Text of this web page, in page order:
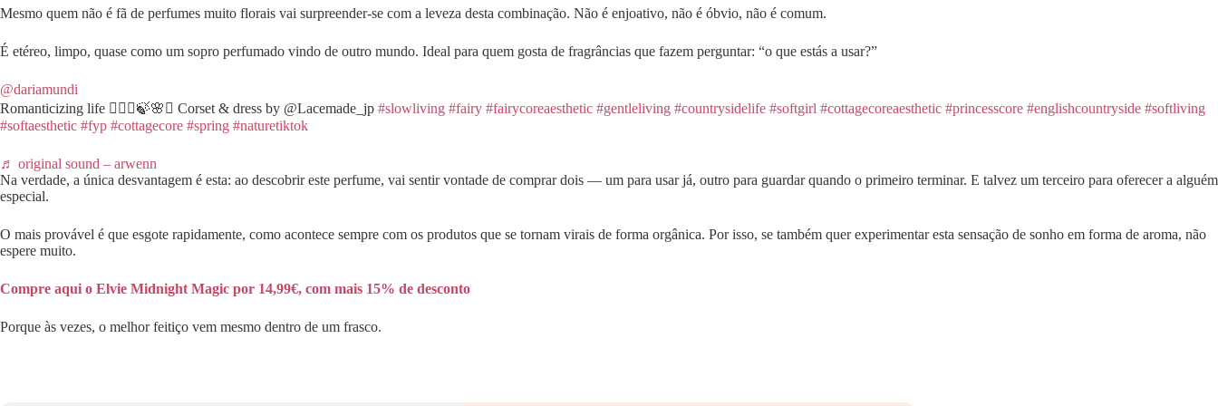
Mesmo quem não é fã de perfumes muito florais vai surpreender-se com a leveza desta combinação. Não é enjoativo, não é óbvio, não é comum.
É etéreo, limpo, quase como um sopro perfumado vindo de outro mundo. Ideal para quem gosta de fragrâncias que fazem perguntar: “o que estás a usar?”
@dariamundi
Romanticizing life 🧚🏼‍♀️🍃🌸✨ Corset & dress by @Lacemade_jp #slowliving #fairy #fairycoreaesthetic #gentleliving #countrysidelife #softgirl #cottagecoreaesthetic #princesscore #englishcountryside #softliving
#softaesthetic #fyp #cottagecore #spring #naturetiktok
♬ original sound – arwenn
Na verdade, a única desvantagem é esta: ao descobrir este perfume, vai sentir vontade de comprar dois — um para usar já, outro para guardar quando o primeiro terminar. E talvez um terceiro para oferecer a alguém
especial.
O mais provável é que esgote rapidamente, como acontece sempre com os produtos que se tornam virais de forma orgânica. Por isso, se também quer experimentar esta sensação de sonho em forma de aroma, não
espere muito.
Compre aqui o Elvie Midnight Magic por 14,99€, com mais 15% de desconto
Porque às vezes, o melhor feitiço vem mesmo dentro de um frasco.